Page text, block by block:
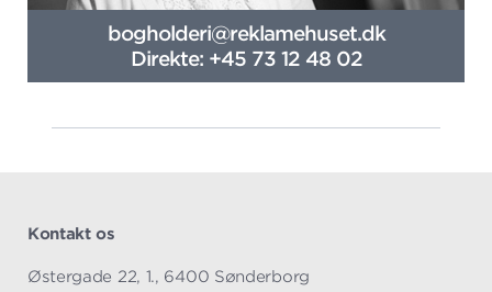
bogholderi@reklamehuset.dk
Direkte: +45 73 12 48 02
Kontakt os
Østergade 22, 1., 6400 Sønderborg